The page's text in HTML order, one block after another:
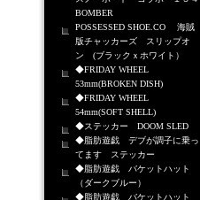
BOMBER
POSSESSED SHOE.CO 海賊
版チャッカーズ スリップオ
ン (ブラックｘホワイト）
◆FRIDAY WHEEL
53mm(BROKEN DISH)
◆FRIDAY WHEEL
54mm(SOFT SHELL)
◆ステッカー DOOM SLED
◆脂肪遊戯 デブが調子に乗っ
てます ステッカー
◆脂肪遊戯 バケットハット
（ダークブルー）
◆脂肪遊戯 バケットハット